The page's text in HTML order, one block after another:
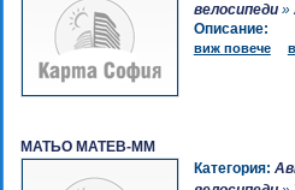
велосипеди»
Описание:
виж повече
МАТЬО МАТЕВ-ММ
Категория: